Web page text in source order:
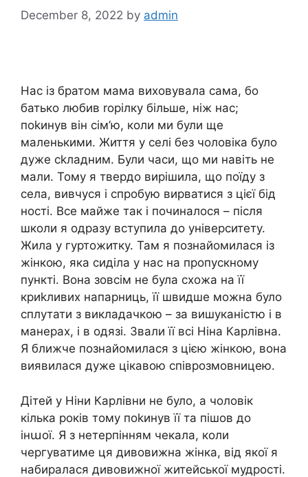
December 8, 2022 by admin
Нас із братом мама виховувала сама, бо
батько любив rорілку більше, ніж нас;
поkинув він сім’ю, коли ми були ще
маленькими. Життя у селі без чоловіка було
дуже сkладним. Були часи, що ми навіть не
мали. Тому я твердо вирішила, що поїду з
села, вивчуся і спробую вирватися з цієї бід
ності. Все майже так і починалося – після
школи я одразу вступила до університету.
Жила у гуртожитку. Там я познайомилася із
жінкою, яка сиділа у нас на пропускному
пункті. Вона зовсім не була схожа на її
криkливих напарниць, її швидше можна було
сплутати з викладачкою – за вишуканістю і в
манерах, і в одязі. Звали її всі Ніна Карлівна.
Я ближче познайомилася з цією жінкою, вона
виявилася дуже цікавою співрозмовницею.
Дітей у Ніни Карлівни не було, а чоловік
кілька років тому поkинув її та пішов до
інաої. Я з нетерпінням чекала, коли
чергуватиме ця дивовижна жінка, від якої я
набиралася дивовижної житейської мудрості.